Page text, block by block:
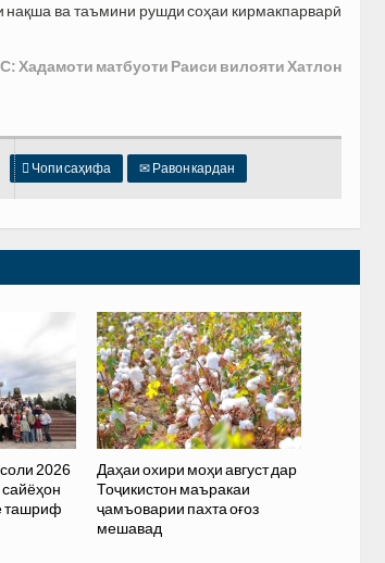
ва таъмини рушди соҳаи кирмакпарварӣ
Хадамоти матбуоти Раиси вилояти Хатлон
 Чопи саҳифа ✉ Равон кардан
2026
сайёҳон
ташриф
Даҳаи охири моҳи август дар
Тоҷикистон маъракаи
ҷамъоварии пахта оғоз
мешавад